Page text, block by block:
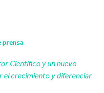
prensa
Científico y un nuevo
el crecimiento y diferenciar